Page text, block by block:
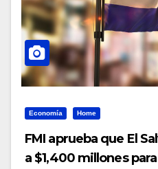
Economía Home
FMI aprueba que El
a $1,400 millones